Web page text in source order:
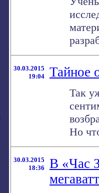
30.03.2015
19:04
Тайное
Так
Но
30.03.2015
18:36
В «Час